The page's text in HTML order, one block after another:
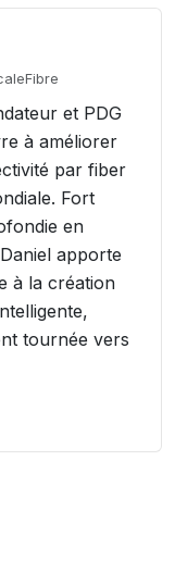
et PDG
à améliorer
par fiber
Fort
en
apporte
à la création
tournée vers